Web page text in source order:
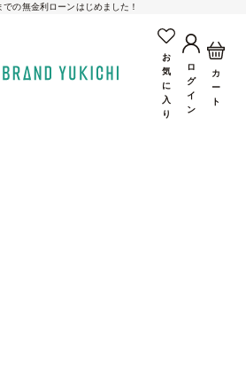
の無金利ローンはじめました！
yukichi
お
気
に
入
り
アカウン
ロ
グ
イ
ン
カー
カ
ー
ト